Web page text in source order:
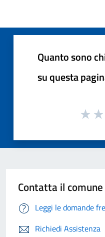
Quanto sono
su questa
Contatta il comune
Leggi le domande
Richiedi Assistenza